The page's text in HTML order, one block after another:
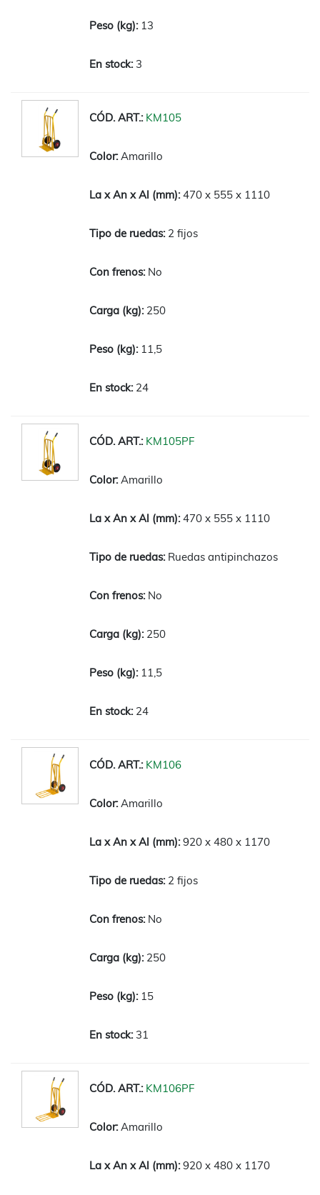
13
3
KM105
Amarillo
470 x 555 x 1110
2 fijos
No
250
11,5
24
KM105PF
Amarillo
470 x 555 x 1110
Ruedas antipinchazos
No
250
11,5
24
KM106
Amarillo
920 x 480 x 1170
2 fijos
No
250
15
31
KM106PF
Amarillo
920 x 480 x 1170